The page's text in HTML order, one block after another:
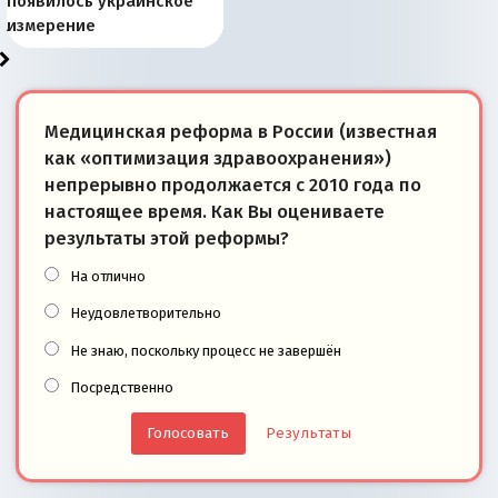
«переобувании» хозяев
суверенной экономике
Анкориджа
внутренней политике
отношениям с Россией?
Южной Осетии
измерение
Медицинская реформа в России (известная
как «оптимизация здравоохранения»)
непрерывно продолжается с 2010 года по
настоящее время. Как Вы оцениваете
результаты этой реформы?
На отлично
Неудовлетворительно
Не знаю, поскольку процесс не завершён
Посредственно
Результаты